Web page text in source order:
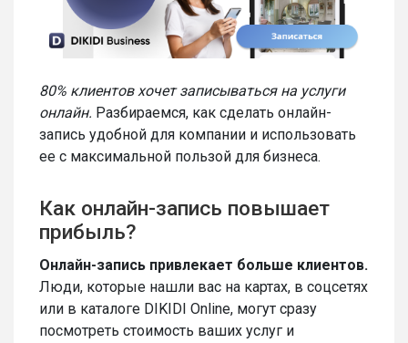
80% клиентов хочет записываться на услуги
онлайн. Разбираемся, как сделать онлайн-
запись удобной для компании и использовать
ее с максимальной пользой для бизнеса.
Как онлайн-запись повышает
прибыль?
Онлайн-запись привлекает больше клиентов.
Люди, которые нашли вас на картах, в соцсетях
или в каталоге DIKIDI Online, могут сразу
посмотреть стоимость ваших услуг и